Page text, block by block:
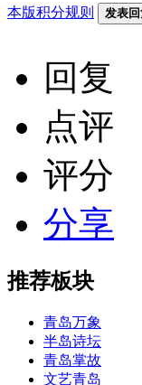
本版积分规则 发表回
回复
点评
评分
分享
推荐板块
青岛万象
半岛诗坛
青岛掌故
文艺青岛